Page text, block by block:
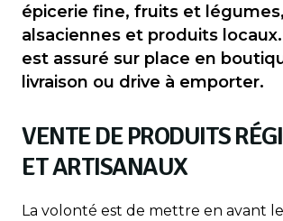
épicerie fine, fruits et
alsaciennes et produits
est assuré sur place en
livraison ou drive à emporter.
VENTE DE PRODUITS
ET ARTISANAUX
La volonté est de mettre en avant